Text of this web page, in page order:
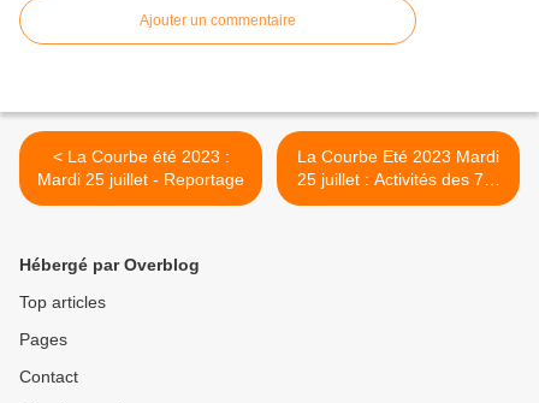
Ajouter un commentaire
< La Courbe été 2023 :
Mardi 25 juillet - Reportage
La Courbe Eté 2023 Mardi
25 juillet : Activités des 7-8
ans >
Hébergé par Overblog
Top articles
Pages
Contact